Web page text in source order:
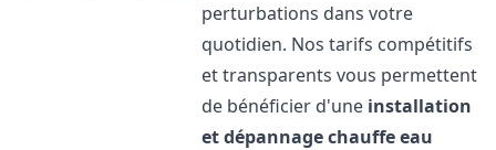
perturbations dans votre
quotidien. Nos tarifs compétitifs
et transparents vous permettent
de bénéficier d'une installation
et dépannage chauffe eau